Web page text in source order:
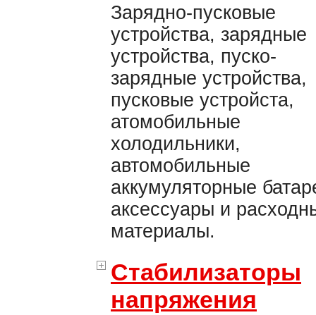
Зарядно-пусковые
устройства, зарядные
устройства, пуско-
зарядные устройства,
пусковые устройста,
атомобильные
холодильники,
автомобильные
аккумуляторные
аксессуары и
материалы.
Стабилизаторы
напряжения